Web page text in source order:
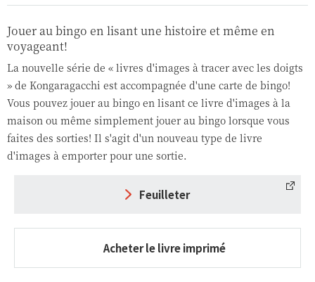
Jouer au bingo en lisant une histoire et même en
voyageant!
La nouvelle série de « livres d'images à tracer avec les doigts
» de Kongaragacchi est accompagnée d'une carte de bingo!
Vous pouvez jouer au bingo en lisant ce livre d'images à la
maison ou même simplement jouer au bingo lorsque vous
faites des sorties! Il s'agit d'un nouveau type de livre
d'images à emporter pour une sortie.
Feuilleter
Acheter le livre imprimé